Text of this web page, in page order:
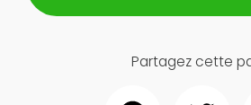
Partagez cette